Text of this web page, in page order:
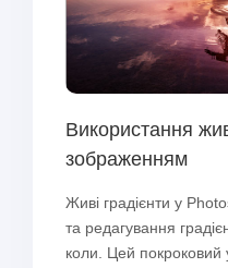
Використання
зображенням
Живі градієнти у
та редагування
коли. Цей покроковий